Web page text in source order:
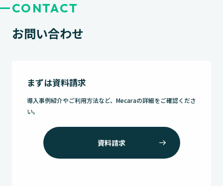
CONTACT
お問い合わせ
まずは資料請求
導入事例紹介やご利用方法など、Mecaraの詳細をご確認くださ
い。
資料請求